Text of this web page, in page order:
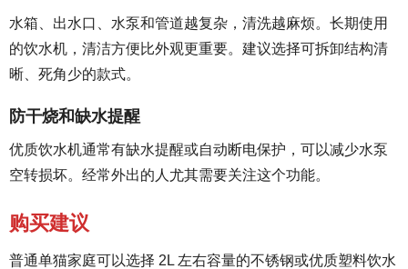
水箱、出水口、水泵和管道越复杂，清洗越麻烦。长期使用
的饮水机，清洁方便比外观更重要。建议选择可拆卸结构清
晰、死角少的款式。
防干烧和缺水提醒
优质饮水机通常有缺水提醒或自动断电保护，可以减少水泵
空转损坏。经常外出的人尤其需要关注这个功能。
购买建议
普通单猫家庭可以选择 2L 左右容量的不锈钢或优质塑料饮水